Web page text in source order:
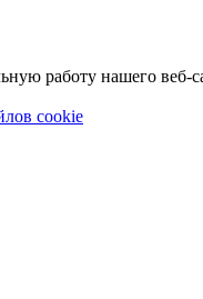
работу нашего веб-
cookie